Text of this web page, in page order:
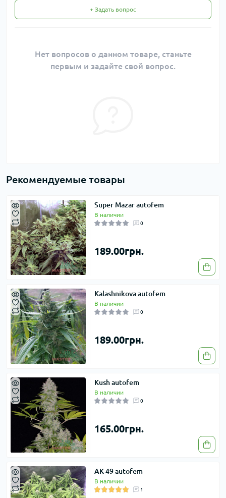
+ Задать вопрос
Нет вопросов о данном товаре, станьте
первым и задайте свой вопрос.
Рекомендуемые товары
Super Mazar autofem
В наличии
0
189.00грн.
Kalashnikova autofem
В наличии
0
189.00грн.
Kush autofem
В наличии
0
165.00грн.
AK-49 autofem
В наличии
1